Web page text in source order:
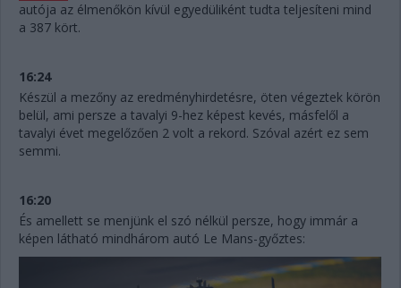
autója az élmenőkön kívül egyedüliként tudta teljesíteni mind
a 387 kört.
16:24
Készül a mezőny az eredményhirdetésre, öten végeztek körön
belül, ami persze a tavalyi 9-hez képest kevés, másfelől a
tavalyi évet megelőzően 2 volt a rekord. Szóval azért ez sem
semmi.
16:20
És amellett se menjünk el szó nélkül persze, hogy immár a
képen látható mindhárom autó Le Mans-győztes: